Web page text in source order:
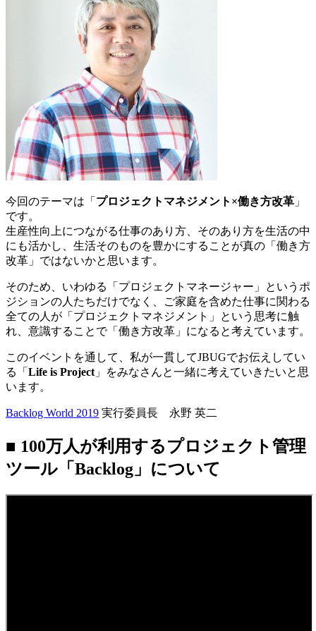
今回のテーマは「 プロジェクトマネジメント×働き方改革 」
です。
生産性向上につながる仕事のあり方、そのあり方を生活の中
にも活かし、生活そのものを豊かにすることが真の「働き方
改革」ではないかと思います。
そのため、いわゆる「プロジェクトマネージャー」というポ
ジションの人たちだけでなく、ご家庭を含めた仕事に関わる
全ての人が「プロジェクトマネジメント」という思考に触
れ、意識することで「働き方改革」になると考えています。
このイベントを通して、私が一貫してJBUGでお伝えしてい
る「 Life is Project 」をみなさんと一緒に考えていきたいと思
います。
Backlog World 2019 実行委員長 永野 英二
■ 100万人が利用するプロジェクト管理
ツール「Backlog」について